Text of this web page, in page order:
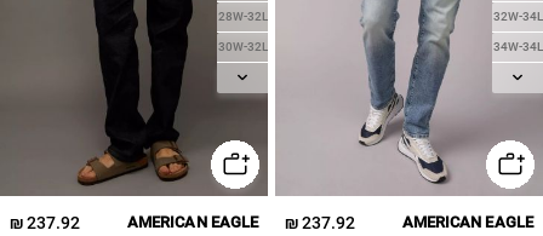
32W-34L
34W-34L
38W-34L
237.92 ₪ AMERICAN EAGLE
28W-32L
30W-32L
32W-32L
34W-34L
36W-32L
36W-34L
237.92 ₪ AMERICAN EAGLE